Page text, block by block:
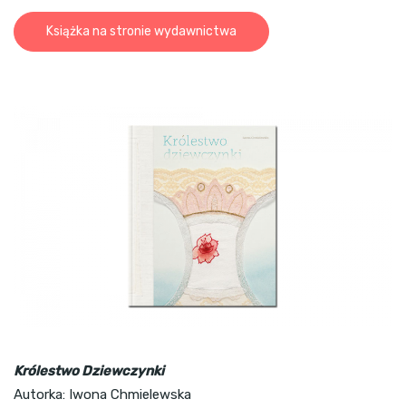
Książka na stronie wydawnictwa
Królestwo Dziewczynki
Autorka: Iwona Chmielewska